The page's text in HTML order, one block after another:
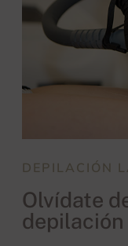
DEPILACIÓN
Olvídate